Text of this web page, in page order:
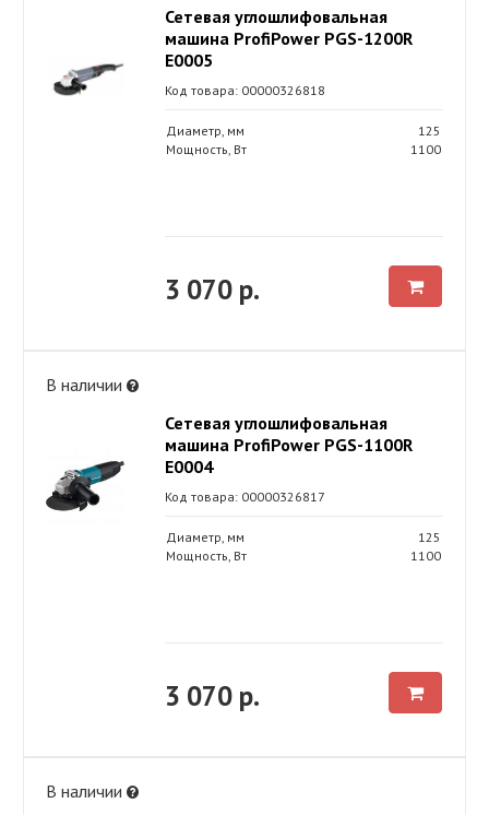
Сетевая углошлифовальная
машина ProfiPower PGS-1200R
E0005
Код товара: 00000326818
Диаметр, мм
125
Мощность, Вт
1100
3 070 р.
В наличии
Сетевая углошлифовальная
машина ProfiPower PGS-1100R
E0004
Код товара: 00000326817
Диаметр, мм
125
Мощность, Вт
1100
3 070 р.
В наличии